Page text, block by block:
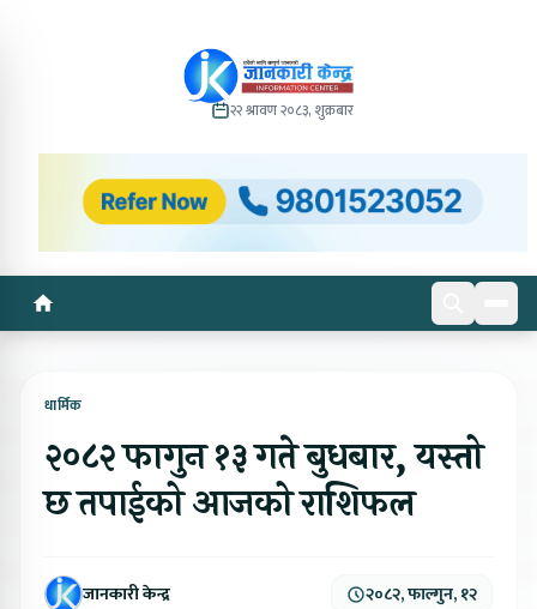
२२ श्रावण २०८३, शुक्रबार
धार्मिक
२०८२ फागुन १३ गते बुधबार, यस्तो
छ तपाईको आजको राशिफल
जानकारी केन्द्र २०८२, फाल्गुन, १२